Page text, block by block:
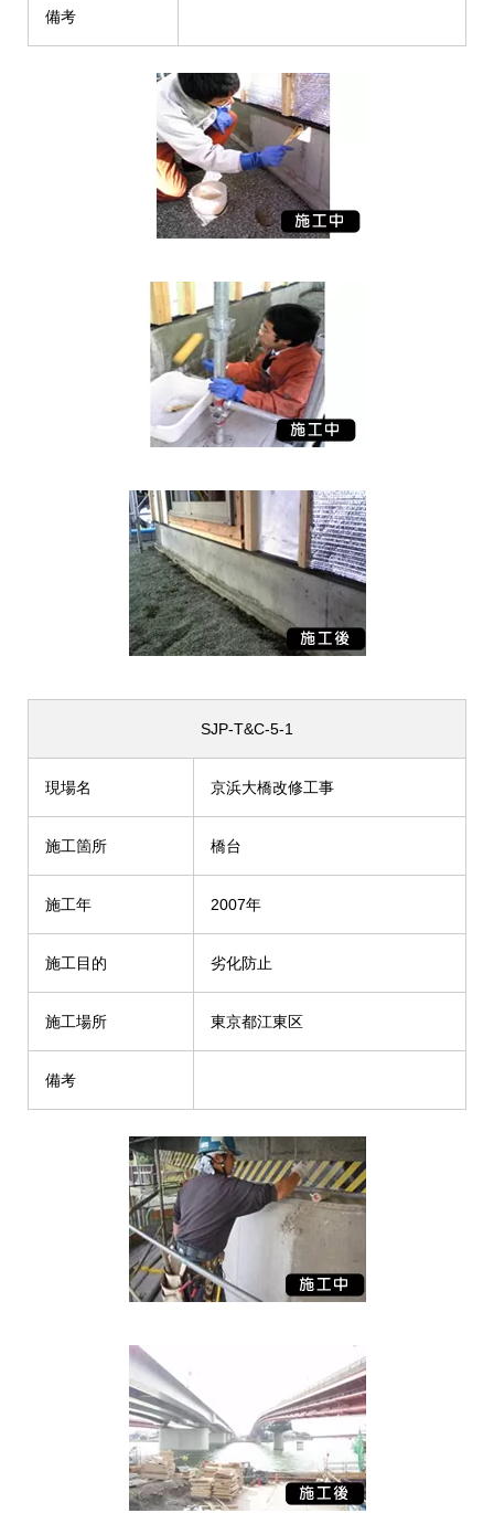
備考
SJP-T&C-5-1
現場名 京浜大橋改修工事
施工箇所 橋台
施工年 2007年
施工目的 劣化防止
施工場所 東京都江東区
備考